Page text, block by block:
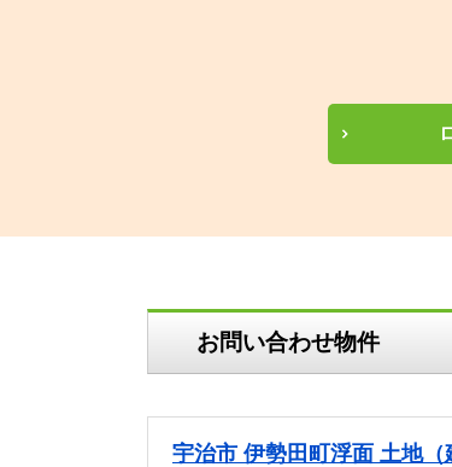
お問い合わせ物件
宇治市 伊勢田町浮面 土地（